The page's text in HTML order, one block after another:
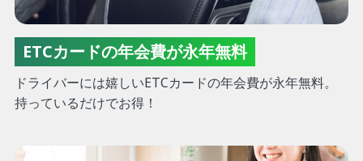
ETCカードの年会費が永年無料
ドライバーには嬉しいETCカードの年会費が永年無料。
持っているだけでお得！